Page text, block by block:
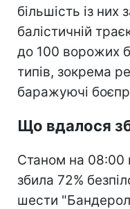
більшість із них
балістичній
до 100 ворожих
типів, зокрема
баражуючі
Що вдалося
Станом на 08:00
збила 72%
шести